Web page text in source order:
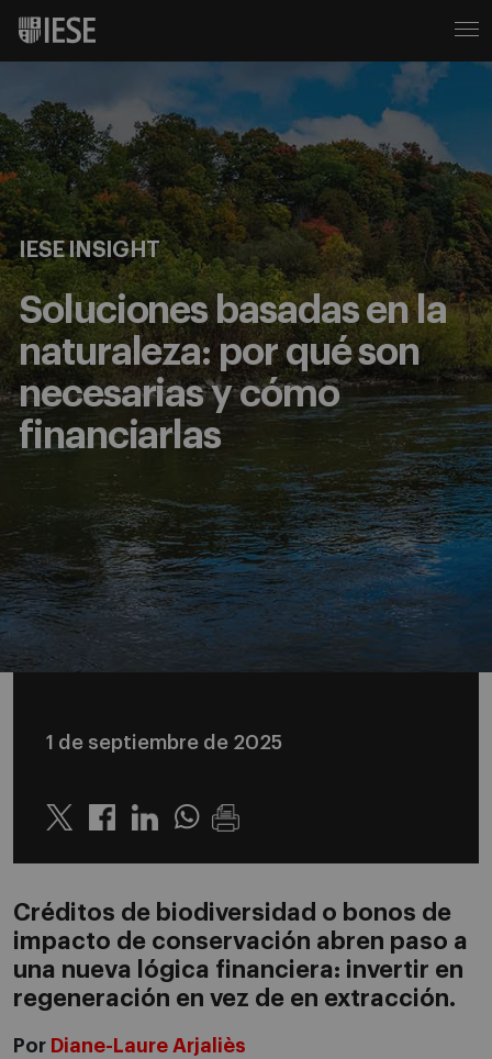
IESE INSIGHT
Soluciones basadas en la
naturaleza: por qué son
necesarias y cómo
financiarlas
1 de septiembre de 2025
Twitter LinkedinWhatsapp
Créditos de biodiversidad o bonos de
impacto de conservación abren paso a
una nueva lógica financiera: invertir en
regeneración en vez de en extracción.
Por Diane-Laure Arjaliès